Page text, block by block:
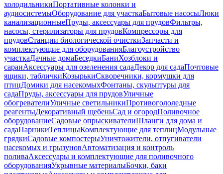
холодильникиПортативные колонки и
аудиосистемыОборудование для участкаБытовые насосыЛюки
канализационныеПруды, аксессуары для прудовФильтры,
насосы, стерилизаторы для прудовКомпрессоры для
прудовСтанции биологической очисткиЗапчасти и
комплектующие для оборудованияБлагоустройство
участкаДачные домаБеседкиБаниХозблоки и
сараиАксессуары для озеленения садаДекор для садаПочтовые
ящики, табличкиКозырькиСкворечники, кормушки для
птицДомики для насекомыхФонтаны, скульптуры для
садаПруды, аксессуары для прудовУличные
обогревателиУличные светильникиПротивогололедные
реагентыДекоративный щебеньСад и огородПоливочное
оборудованиеСадовые опрыскивателиШланги для дома и
садаПарникиТеплицыКомплектующие для теплицМодульные
грядкиСадовые компостерыУничтожители, отпугиватели
насекомых и грызуновАвтоматизация и контроль
поливаАксессуары и комплектующие для поливочного
оборудованияУкрывные материалыБочки, баки